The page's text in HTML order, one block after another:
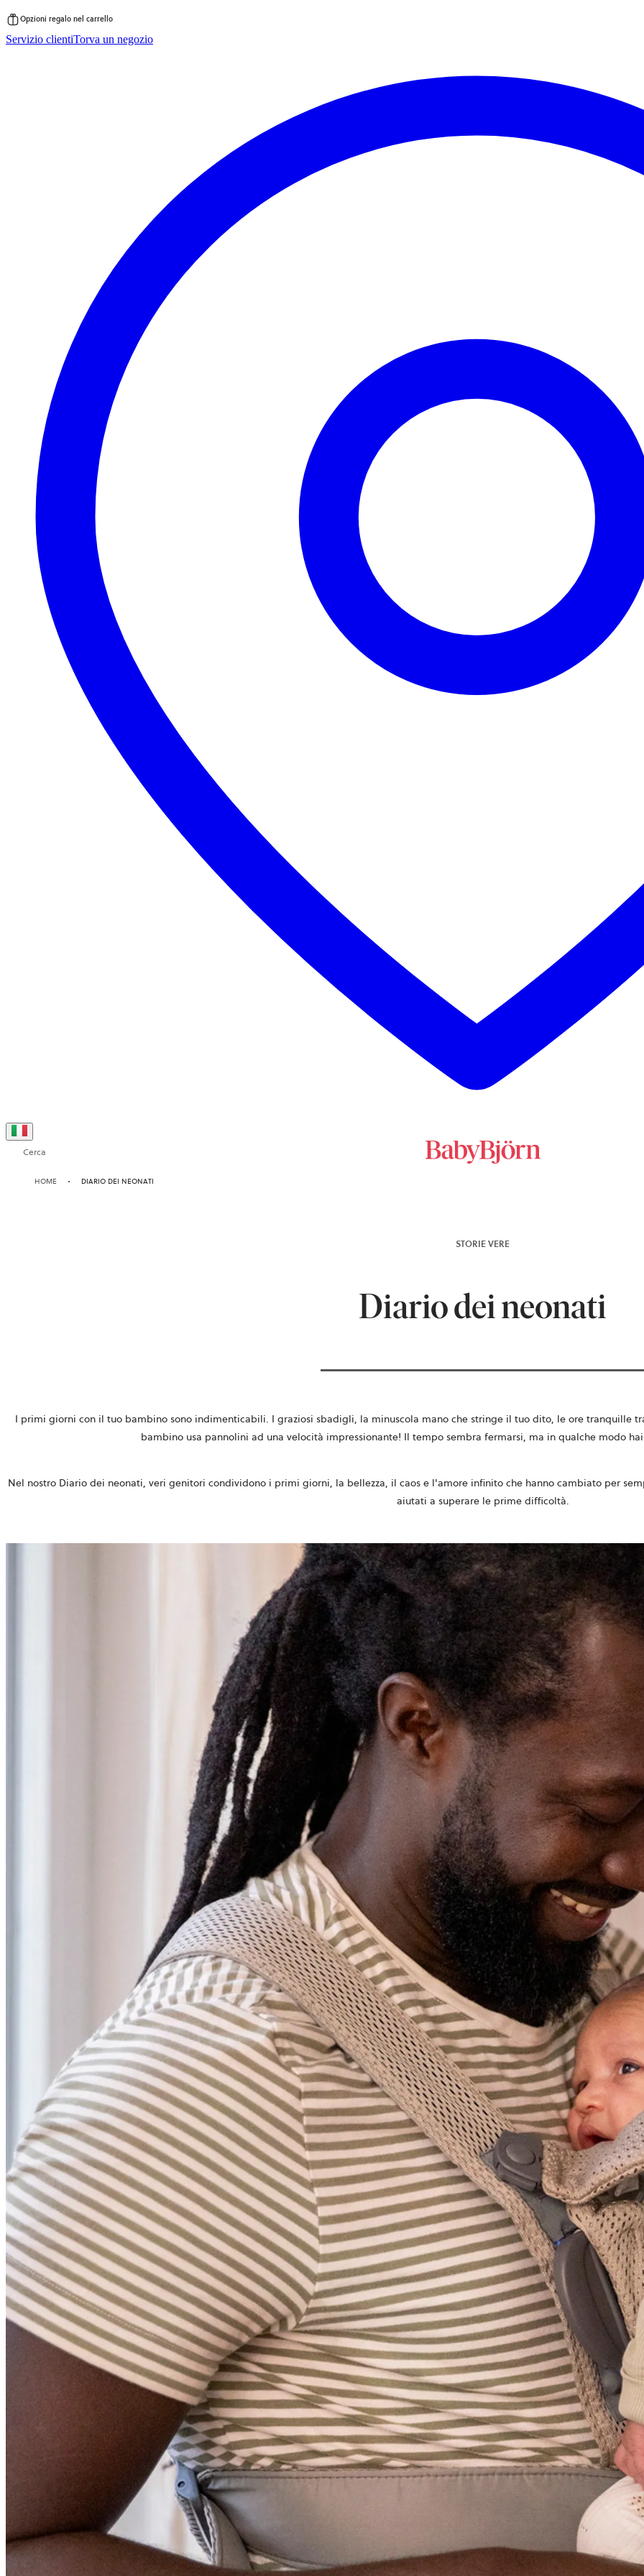
al
Opzioni regalo nel carrello
Servizio clientiTorva un negozio
Cerca
HOME DIARIO DEI NEONATI
STORIE VERE
Diario dei neonati
I primi giorni con il tuo bambino sono indimenticabili. I graziosi sbadigli, la minuscola mano che stringe il tuo dito, le ore tranquille
bambino usa pannolini ad una velocità impressionante! Il tempo sembra fermarsi, ma in qualche modo
Nel nostro Diario dei neonati, veri genitori condividono i primi giorni, la bellezza, il caos e l'amore infinito che hanno cambiato per
aiutati a superare le prime difficoltà.